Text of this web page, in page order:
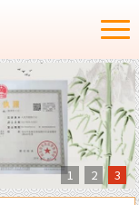
1 2 3